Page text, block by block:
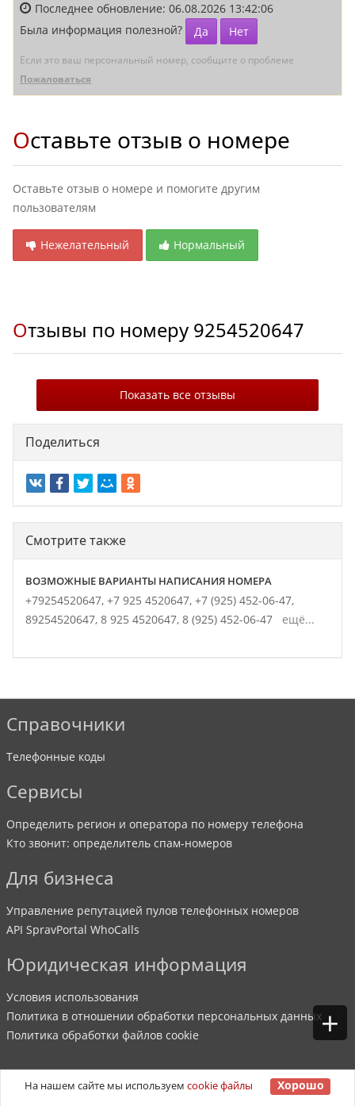
Последнее обновление: 06.08.2026 13:42:06
Была информация полезной?
Да Нет
Если это ваш персональный номер, сообщите о проблеме
Пожаловаться
Оставьте отзыв о номере
Оставьте отзыв о номере и помогите другим
пользователям
Нежелательный Нормальный
Отзывы по номеру 9254520647
Показать все отзывы
+
Поделиться
Смотрите также
ВОЗМОЖНЫЕ ВАРИАНТЫ НАПИСАНИЯ НОМЕРА
+79254520647, +7 925 4520647, +7 (925) 452-06-47,
89254520647, 8 925 4520647, 8 (925) 452-06-47 ещё...
Справочники
Телефонные коды
Сервисы
Определить регион и оператора по номеру телефона
Кто звонит: определитель спам-номеров
Для бизнеса
Управление репутацией пулов телефонных номеров
API SpravPortal WhoCalls
Юридическая информация
Условия использования
Политика в отношении обработки персональных данных
Политика обработки файлов cookie
©2007-2026 SpravPortal. Все права защищены.
На нашем сайте мы используемcookie файлы Хорошо